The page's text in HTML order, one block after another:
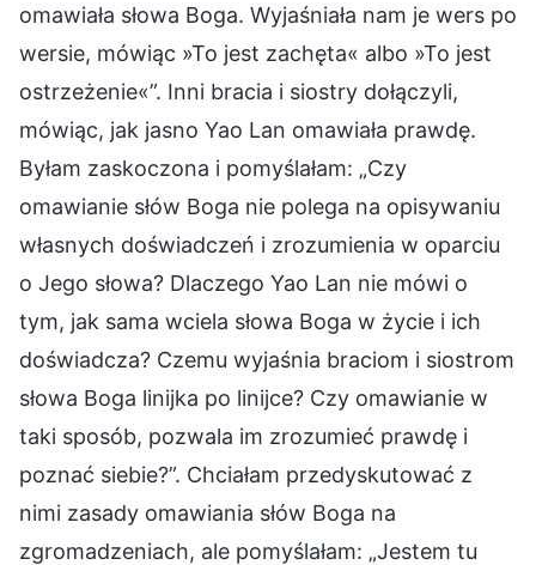
omawiała słowa Boga. Wyjaśniała nam je wers po
wersie, mówiąc »To jest zachęta« albo »To jest
ostrzeżenie«”. Inni bracia i siostry dołączyli,
mówiąc, jak jasno Yao Lan omawiała prawdę.
Byłam zaskoczona i pomyślałam: „Czy
omawianie słów Boga nie polega na opisywaniu
własnych doświadczeń i zrozumienia w oparciu
o Jego słowa? Dlaczego Yao Lan nie mówi o
tym, jak sama wciela słowa Boga w życie i ich
doświadcza? Czemu wyjaśnia braciom i siostrom
słowa Boga linijka po linijce? Czy omawianie w
taki sposób, pozwala im zrozumieć prawdę i
poznać siebie?”. Chciałam przedyskutować z
nimi zasady omawiania słów Boga na
zgromadzeniach, ale pomyślałam: „Jestem tu